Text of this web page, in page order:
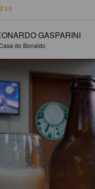
3.5
GASPARINI
do Bonaldo